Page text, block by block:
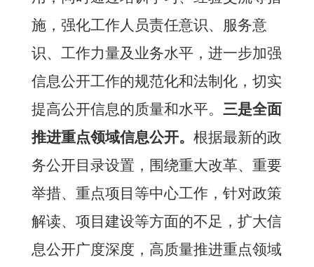
施，强化工作人员责任意识、服务意
识、工作力量及业务水平，进一步加强
信息公开工作的规范化和法制化，切实
提高公开信息的质量和水平。 三是全面
推进重点领域信息公开。 根据最新的政
务公开目录设置，围绕重大改革、重要
举措、重点项目等中心工作，针对政策
解读、项目建设等方面的不足，扩大信
息公开广度深度，高质量推进重点领域